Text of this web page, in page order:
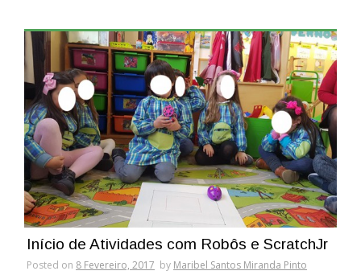
Início de Atividades com Robôs e ScratchJr
Posted on 8 Fevereiro, 2017 by Maribel Santos Miranda Pinto